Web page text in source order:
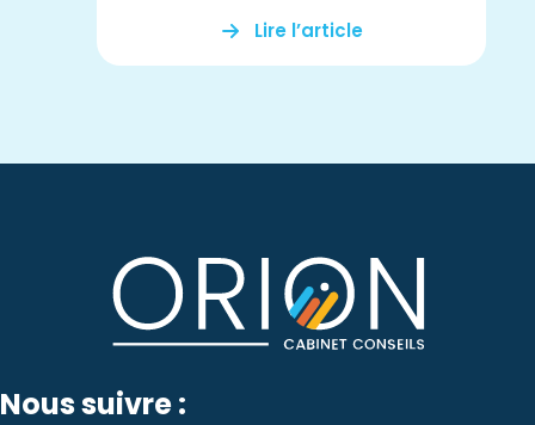
Lire l’article
Nous suivre :